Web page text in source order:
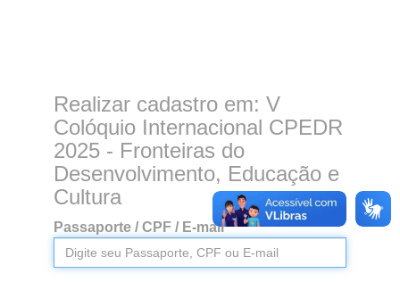
Realizar cadastro em: V
Colóquio Internacional CPEDR
2025 - Fronteiras do
Desenvolvimento, Educação e
Cultura
Passaporte / CPF / E-mail